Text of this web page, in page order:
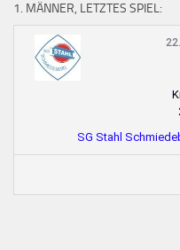
1. MÄNNER, LETZTES SPIEL:
SG Stahl